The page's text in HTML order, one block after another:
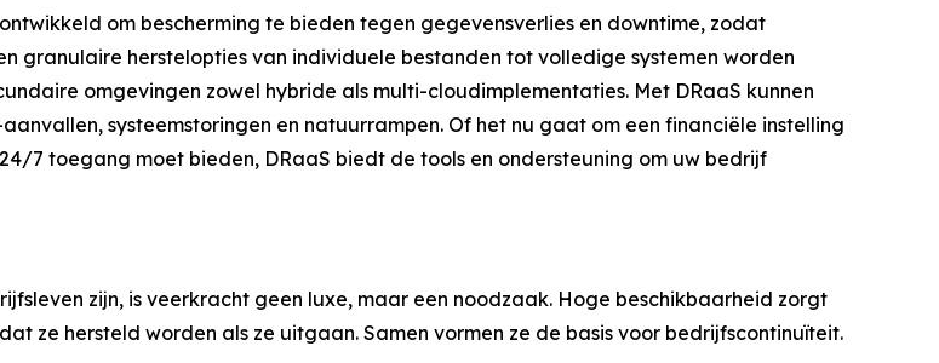
om bescherming te bieden tegen gegevensverlies en downtime, zodat
herstelopties van individuele bestanden tot volledige systemen worden
omgevingen zowel hybride als multi-cloudimplementaties. Met DRaaS kunnen
systeemstoringen en natuurrampen. Of het nu gaat om een financiële instelling
7 toegang moet bieden, DRaaS biedt de tools en ondersteuning om uw bedrijf
zijn, is veerkracht geen luxe, maar een noodzaak. Hoge beschikbaarheid zorgt
ze hersteld worden als ze uitgaan. Samen vormen ze de basis voor bedrijfscontinuïteit.